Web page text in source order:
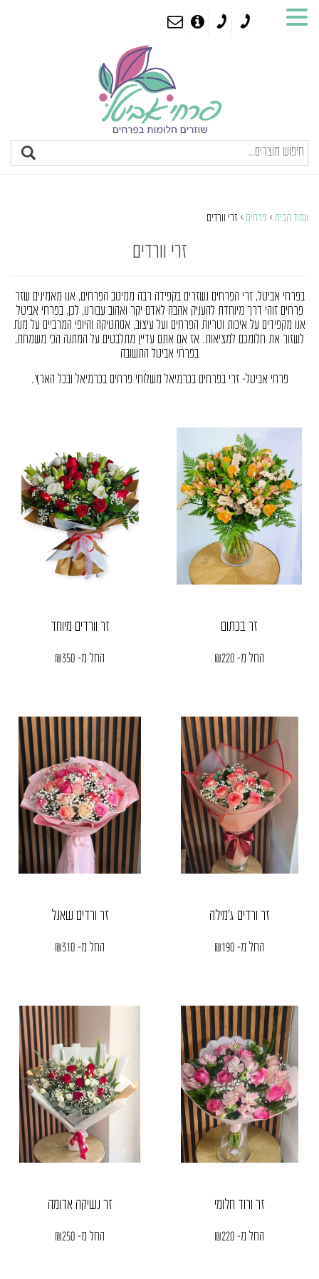
עמוד הבית > פרחים > זרי וורדים
זרי וורדים
בפרחי אביטל, זרי הפרחים נשזרים בקפידה רבה ממיטב הפרחים, אנו מאמינים שזר
פרחים זוהי דרך מיוחדת להעניק אהבה לאדם יקר ואהוב עבורנו, לכן, בפרחי אביטל
אנו מקפידים על איכות וטריות הפרחים ועל עיצוב, אסתטיקה והיופי המרביים על מנת
לשזור את חלומכם למציאות. אז אם אתם עדיין מתלבטים על המתנה הכי משמחת,
בפרחי אביטל התשובה
פרחי אביטל- זרי בפרחים בכרמיאל משלוחי פרחים בכרמיאל ובכל הארץ.
זר בכתום
החל מ- ₪220
זר וורדים מיוחד
החל מ- ₪350
זר ורדים ג’מילה
החל מ- ₪190
זר ורדים שאנל
החל מ- ₪310
זר ורוד חלומי
החל מ- ₪220
זר נשיקה אדומה
החל מ- ₪250